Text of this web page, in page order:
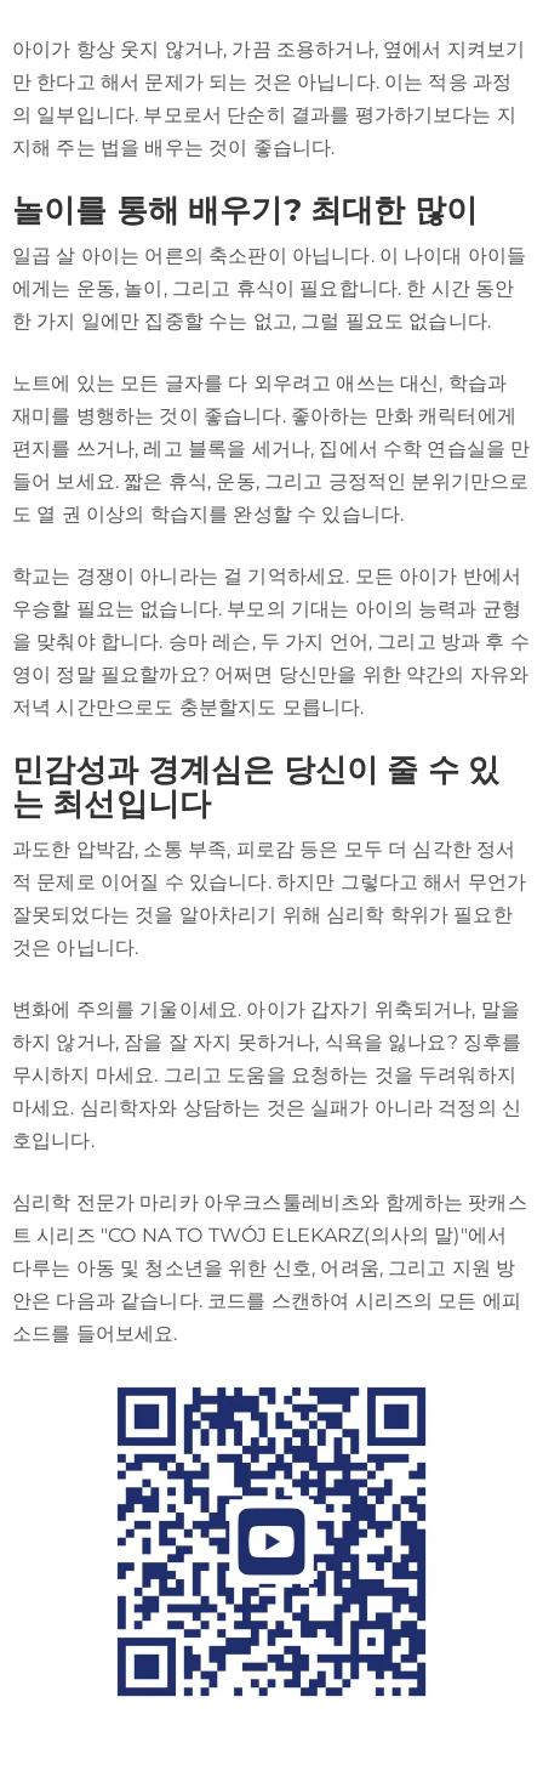
아이가 항상 웃지 않거나, 가끔 조용하거나, 옆에서 지켜보기
만 한다고 해서 문제가 되는 것은 아닙니다. 이는 적응 과정
의 일부입니다. 부모로서 단순히 결과를 평가하기보다는 지
지해 주는 법을 배우는 것이 좋습니다.
놀이를 통해 배우기? 최대한 많이
일곱 살 아이는 어른의 축소판이 아닙니다. 이 나이대 아이들
에게는 운동, 놀이, 그리고 휴식이 필요합니다. 한 시간 동안
한 가지 일에만 집중할 수는 없고, 그럴 필요도 없습니다.
노트에 있는 모든 글자를 다 외우려고 애쓰는 대신, 학습과
재미를 병행하는 것이 좋습니다. 좋아하는 만화 캐릭터에게
편지를 쓰거나, 레고 블록을 세거나, 집에서 수학 연습실을 만
들어 보세요. 짧은 휴식, 운동, 그리고 긍정적인 분위기만으로
도 열 권 이상의 학습지를 완성할 수 있습니다.
학교는 경쟁이 아니라는 걸 기억하세요. 모든 아이가 반에서
우승할 필요는 없습니다. 부모의 기대는 아이의 능력과 균형
을 맞춰야 합니다. 승마 레슨, 두 가지 언어, 그리고 방과 후 수
영이 정말 필요할까요? 어쩌면 당신만을 위한 약간의 자유와
저녁 시간만으로도 충분할지도 모릅니다.
민감성과 경계심은 당신이 줄 수 있
는 최선입니다
과도한 압박감, 소통 부족, 피로감 등은 모두 더 심각한 정서
적 문제로 이어질 수 있습니다. 하지만 그렇다고 해서 무언가
잘못되었다는 것을 알아차리기 위해 심리학 학위가 필요한
것은 아닙니다.
변화에 주의를 기울이세요. 아이가 갑자기 위축되거나, 말을
하지 않거나, 잠을 잘 자지 못하거나, 식욕을 잃나요? 징후를
무시하지 마세요. 그리고 도움을 요청하는 것을 두려워하지
마세요. 심리학자와 상담하는 것은 실패가 아니라 걱정의 신
호입니다.
심리학 전문가 마리카 아우크스툴레비츠와 함께하는 팟캐스
트 시리즈 "CO NA TO TWÓJ ELEKARZ(의사의 말)"에서
다루는 아동 및 청소년을 위한 신호, 어려움, 그리고 지원 방
안은 다음과 같습니다. 코드를 스캔하여 시리즈의 모든 에피
소드를 들어보세요.